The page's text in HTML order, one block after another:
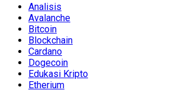
Analisis
Avalanche
Bitcoin
Blockchain
Cardano
Dogecoin
Edukasi Kripto
Etherium